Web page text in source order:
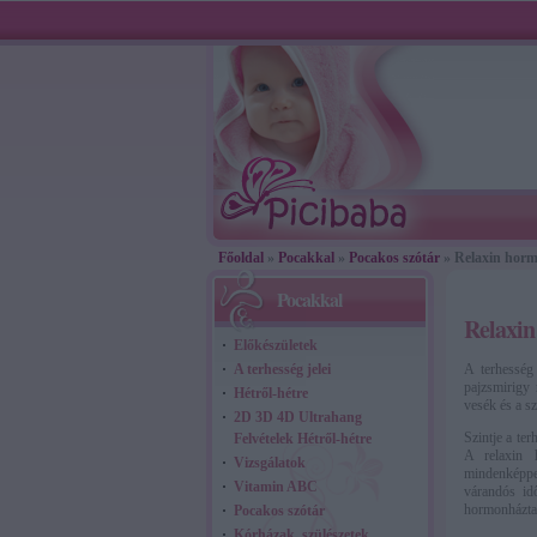
Főoldal » Pocakkal » Pocakos szótár » Relaxin
A
pajzsmirigy
vesék és a
Szintje a
A relaxin
várandós
Pocakkal
Előkészületek
A terhesség jelei
Hétről-hétre
2D 3D 4D Ultrahang
Felvételek Hétről-hétre
Vizsgálatok
Vitamin ABC
Pocakos szótár